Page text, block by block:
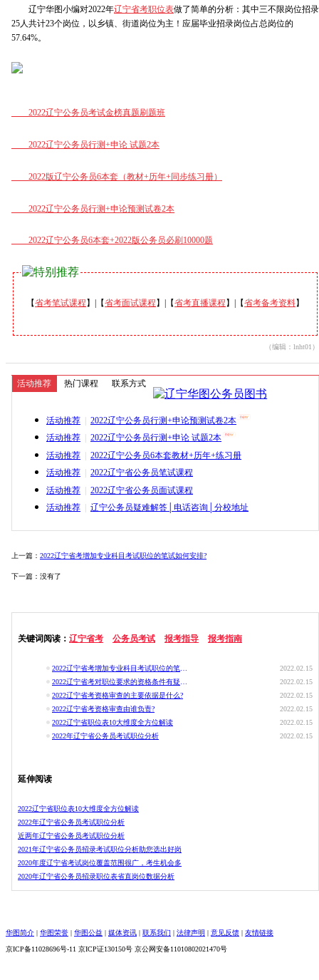
辽宁华图小编对2022年辽宁省考职位表做了简单的分析：其中三不限岗位招录
25人共计23个岗位，以乡镇、街道岗位为主！应届毕业招录岗位占总岗位的
57.64%。
2022辽宁公务员考试金榜真题刷题班
2022辽宁公务员行测+申论 试题2本
2022版辽宁公务员6本套（教材+历年+同步练习册）
2022辽宁公务员行测+申论预测试卷2本
2022辽宁公务员6本套+2022版公务员必刷10000题
【省考笔试课程 】|【省考面试课程 】|【省考直播课程 】|【省考备考资料】
（编辑：lnht01）
活动推荐 热门课程 联系方式
活动推荐 2022辽宁公务员行测+申论预测试卷2本
活动推荐 2022辽宁公务员行测+申论 试题2本
活动推荐 2022辽宁公务员6本套教材+历年+练习册
活动推荐 2022辽宁省公务员笔试课程
活动推荐 2022辽宁省公务员面试课程
活动推荐 辽宁公务员疑难解答│电话咨询│分校地址
上一篇： 2022辽宁省考增加专业科目考试职位的笔试如何安排?
下一篇：没有了
关键词阅读： 辽宁省考 公务员考试 报考指导 报考指南
2022辽宁省考增加专业科目考试职位的笔试如何安排?
2022.02.15
2022辽宁省考对职位要求的资格条件有疑问的，如何咨询?
2022.02.15
2022辽宁省考资格审查的主要依据是什么?
2022.02.15
2022辽宁省考资格审查由谁负责?
2022.02.15
2022辽宁省职位表10大维度全方位解读
2022.02.15
2022年辽宁省公务员考试职位分析
2022.02.15
延伸阅读
2022辽宁省职位表10大维度全方位解读
2022年辽宁省公务员考试职位分析
近两年辽宁省公务员考试职位分析
2021年辽宁省公务员招录考试职位分析助您选出好岗
2020年度辽宁省考试岗位覆盖范围很广，考生机会多
2020年辽宁省公务员招录职位表省直岗位数据分析
华图简介 | 华图荣誉 | 华图公益 | 媒体资讯 | 联系我们 | 法律声明 | 意见反馈 | 友情链接
京ICP备11028696号-11 京ICP证130150号 京公网安备11010802021470号